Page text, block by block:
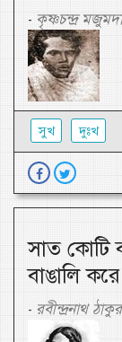
- কৃষ্ণচন্দ্র
সুখ দুঃখ
সাত কোটি
বাঙালি
- রবীন্দ্রনাথ ঠাকুর